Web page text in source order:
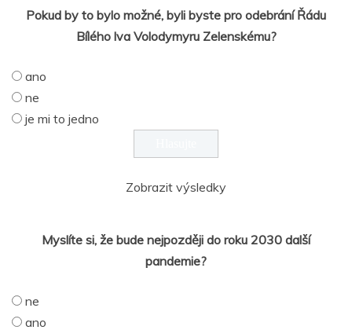
Pokud by to bylo možné, byli byste pro odebrání Řádu
Bílého lva Volodymyru Zelenskému?
ano
ne
je mi to jedno
Zobrazit výsledky
Myslíte si, že bude nejpozději do roku 2030 další
pandemie?
ne
ano